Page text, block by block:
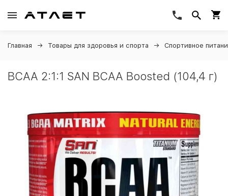
Главная Товары для здоровья и спорта Спортивное
BCAA 2:1:1 SAN BCAA Boosted (104,4 г)